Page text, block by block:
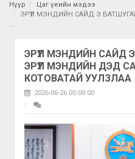
Нүүр
Цаг үеийн мэдээ
ЭРҮҮЛ МЭНДИЙН САЙД
ЭРҮҮЛ МЭНДИЙН САЙД
ЭРҮҮЛ МЭНДИЙН ДЭД
КОТОВАТАЙ УУЛЗЛАА
2026-06-26 05:00:00